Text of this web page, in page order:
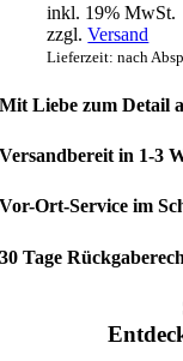
inkl. 19% MwSt.
zzgl.Versand
Lieferzeit: nach
Mit Liebe zum Detail
Versandbereit in 1-3
Vor-Ort-Service im
30 Tage